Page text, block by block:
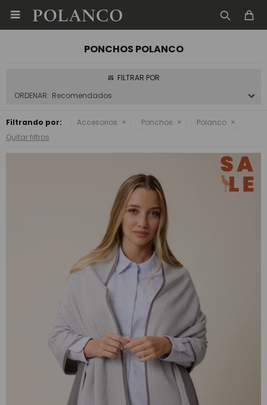

PONCHOS POLANCO
Recomendados
Filtrando por: Accesorios Ponchos
Polanco
Quitar filtros